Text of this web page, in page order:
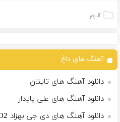
بفروش*فقط
آلبوم
آهنگ های داغ
دانلود آهنگ های تایتان
دانلود آهنگ های علی پایدار
دانلود آهنگ های دی جی بهزاد O2